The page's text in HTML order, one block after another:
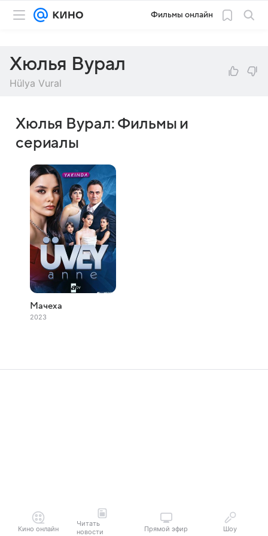
Фильмы онлайн
Хюлья Вурал
Hülya Vural
Хюлья Вурал: Фильмы и
сериалы
Мачеха
2023
Кино онлайн
Читать
новости
Прямой эфир Шоу